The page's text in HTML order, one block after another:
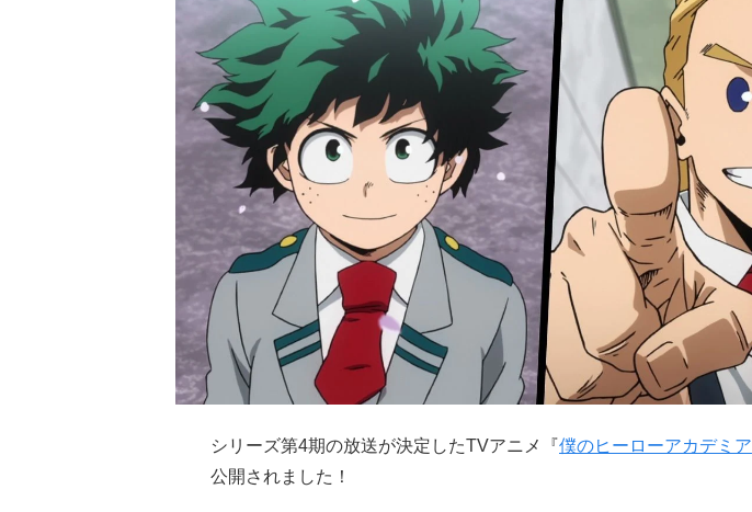
シリーズ第4期の放送が決定したTVアニメ『僕のヒーローアカデミア
公開されました！